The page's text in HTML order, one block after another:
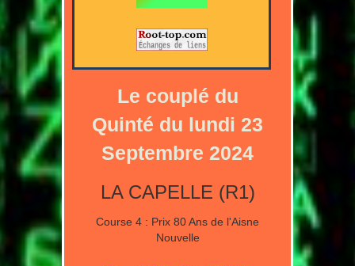
Le couplé du
Quinté du lundi 23
Septembre 2024
LA CAPELLE (R1)
Course 4 : Prix 80 Ans de l'Aisne
Nouvelle